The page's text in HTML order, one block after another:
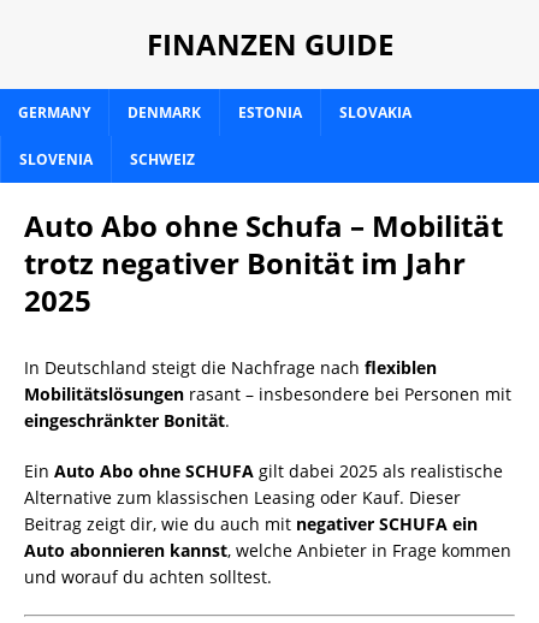
FINANZEN GUIDE
GERMANY DENMARK ESTONIA SLOVAKIA
SLOVENIA SCHWEIZ
Auto Abo ohne Schufa – Mobilität
trotz negativer Bonität im Jahr
2025
In Deutschland steigt die Nachfrage nach flexiblen
Mobilitätslösungen rasant – insbesondere bei Personen mit
eingeschränkter Bonität.
Ein Auto Abo ohne SCHUFA gilt dabei 2025 als realistische
Alternative zum klassischen Leasing oder Kauf. Dieser
Beitrag zeigt dir, wie du auch mit negativer SCHUFA ein
Auto abonnieren kannst, welche Anbieter in Frage kommen
und worauf du achten solltest.